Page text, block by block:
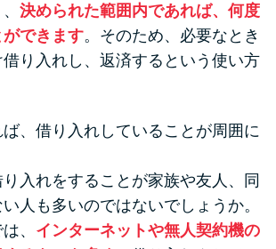
決められた範囲内であれば、何度
ができます。そのため、必要なとき
り入れし、返済するという使い方
、借り入れしていることが周囲に
入れをすることが家族や友人、同
人も多いのではないでしょうか。
、 インターネットや無人契約機の